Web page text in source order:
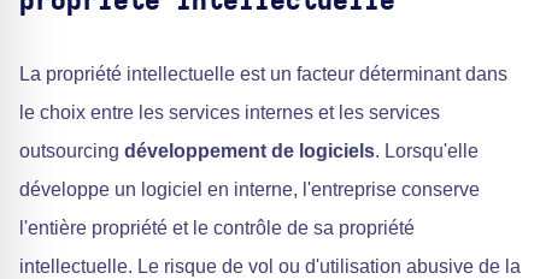
La propriété intellectuelle est un facteur déterminant dans
le choix entre les services internes et les services
outsourcing développement de logiciels. Lorsqu'elle
développe un logiciel en interne, l'entreprise conserve
l'entière propriété et le contrôle de sa propriété
intellectuelle. Le risque de vol ou d'utilisation abusive de la